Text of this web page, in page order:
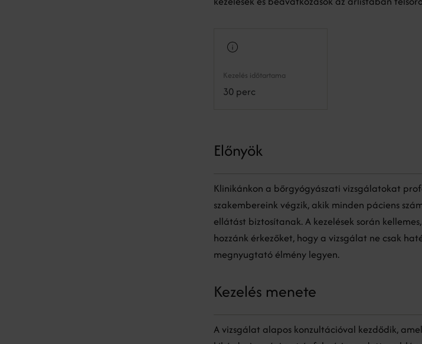
Kezelés időtartama
30 perc
Előnyök
Klinikánkon a bőrgyógyászati vizsgálatokat
szakembereink végzik, akik minden páciens
ellátást biztosítanak. A kezelések során
hozzánk érkezőket, hogy a vizsgálat ne csak
megnyugtató élmény legyen.
Kezelés menete
A vizsgálat alapos konzultációval kezdődik,